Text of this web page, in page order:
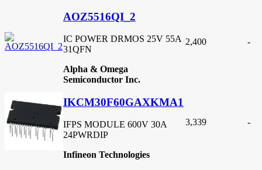
AOZ5516QI_2
IC POWER DRMOS 25V 55A
31QFN
Alpha & Omega
Semiconductor Inc.
2,400 -
IKCM30F60GAXKMA1
IFPS MODULE 600V 30A
24PWRDIP
Infineon Technologies
3,339 -